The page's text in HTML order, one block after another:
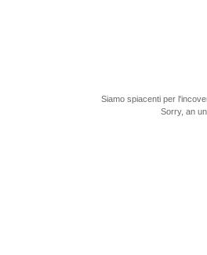
Siamo spiacenti per
Sorry, an